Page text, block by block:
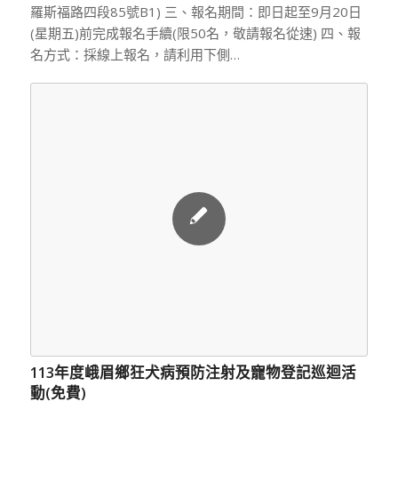
羅斯福路四段85號B1) 三、報名期間：即日起至9月20日
(星期五)前完成報名手續(限50名，敬請報名從速) 四、報
名方式：採線上報名，請利用下側…
113年度峨眉鄉狂犬病預防注射及寵物登記巡迴活
動(免費)